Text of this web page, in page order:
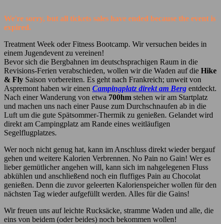
We're sorry, but all tickets sales have ended because the event is
expired.
Treatment Week oder Fitness Bootcamp. Wir versuchen beides in
einem Jugendevent zu vereinen!
Bevor sich die Bergbahnen im deutschsprachigen Raum in die
Revisions-Ferien verabschieden, wollen wir die Waden auf die Hike
& Fly Saison vorbereiten. Es geht nach Frankreich; unweit von
Aspremont haben wir einen Campingplatz direkt am Berg entdeckt.
Nach einer Wanderung von etwa 700hm stehen wir am Startplatz
und machen uns nach einer Pause zum Durchschnaufen ab in die
Luft um die gute Spätsommer-Thermik zu genießen. Gelandet wird
direkt am Campingplatz am Rande eines weitläufigen
Segelflugplatzes.
Wer noch nicht genug hat, kann im Anschluss direkt wieder bergauf
gehen und weitere Kalorien Verbrennen. No Pain no Gain! Wer es
lieber gemütlicher angehen will, kann sich im nahgelegenen Fluss
abkühlen und anschließend noch ein fluffiges Pain au Chocolat
genießen. Denn die zuvor geleerten Kalorienspeicher wollen für den
nächsten Tag wieder aufgefüllt werden. Alles für die Gains!
Wir freuen uns auf leichte Rucksäcke, stramme Waden und alle, die
eins von beidem (oder beides) noch bekommen wollen!